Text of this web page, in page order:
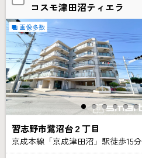
コスモ津田沼ティエラ
画像多数
習志野市鷺沼台２丁目
京成本線「京成津田沼」駅徒歩15分